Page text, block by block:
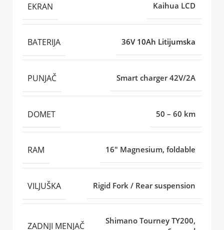
EKRAN Kaihua LCD
BATERIJA 36V 10Ah Litijumska
PUNJAČ Smart charger 42V/2A
DOMET 50 – 60 km
RAM 16" Magnesium, foldable
VILJUŠKA Rigid Fork / Rear suspension
ZADNJI MENJAČ
Shimano Tourney TY200,